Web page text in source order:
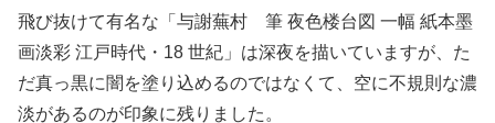
飛び抜けて有名な「与謝蕪村 筆 夜色楼台図 一幅 紙本墨
画淡彩 江戸時代・18 世紀」は深夜を描いていますが、た
だ真っ黒に闇を塗り込めるのではなくて、空に不規則な濃
淡があるのが印象に残りました。